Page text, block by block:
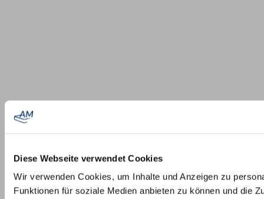
Diese Webseite verwendet Cookies
Wir verwenden Cookies, um Inhalte und Anzeigen zu
Funktionen für soziale Medien anbieten zu können und die